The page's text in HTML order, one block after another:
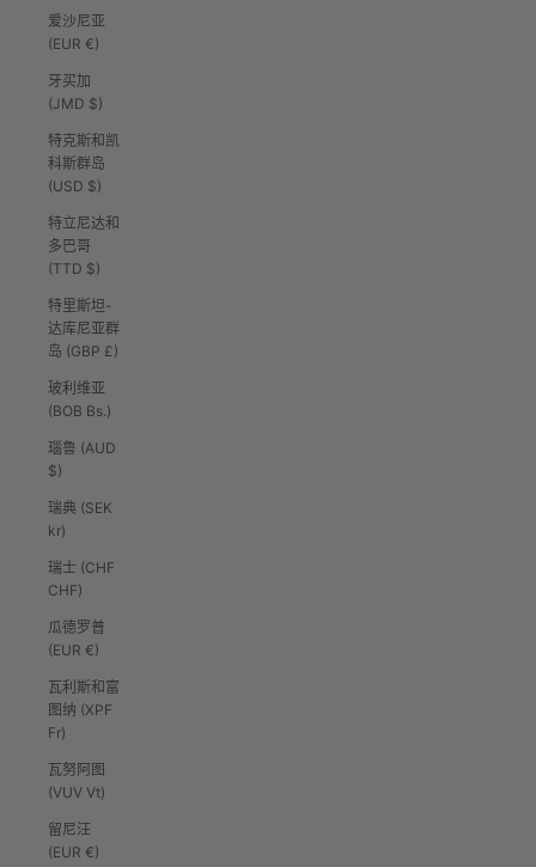
爱沙尼亚
(EUR €)
牙买加
(JMD $)
特克斯和凯
科斯群岛
(USD $)
特立尼达和
多巴哥
(TTD $)
特里斯坦-
达库尼亚群
岛 (GBP £)
玻利维亚
(BOB Bs.)
瑙鲁 (AUD
$)
瑞典 (SEK
kr)
瑞士 (CHF
CHF)
瓜德罗普
(EUR €)
瓦利斯和富
图纳 (XPF
Fr)
瓦努阿图
(VUV Vt)
留尼汪
(EUR €)